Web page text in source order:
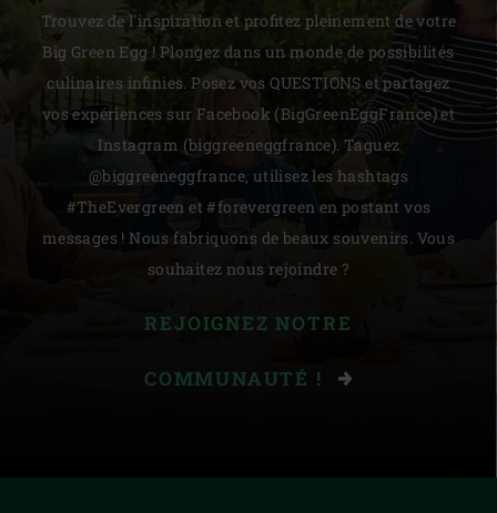
Trouvez de l'inspiration et profitez pleinement de votre
Big Green Egg ! Plongez dans un monde de possibilités
culinaires infinies. Posez vos QUESTIONS et partagez
vos expériences sur Facebook (BigGreenEggFrance) et
Instagram (biggreeneggfrance). Taguez
@biggreeneggfrance, utilisez les hashtags
#TheEvergreen et #forevergreen en postant vos
messages ! Nous fabriquons de beaux souvenirs. Vous
souhaitez nous rejoindre ?
REJOIGNEZ NOTRE
COMMUNAUTÉ !